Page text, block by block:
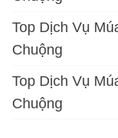
Top Dịch Vụ
Chuộng
Top Dịch Vụ
Chuộng